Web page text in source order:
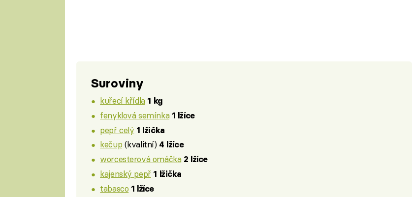
Suroviny
kuřecí křídla 1 kg
fenyklová semínka 1 lžíce
pepř celý 1 lžička
kečup (kvalitní) 4 lžíce
worcesterová omáčka 2 lžíce
kajenský pepř 1 lžička
tabasco 1 lžíce